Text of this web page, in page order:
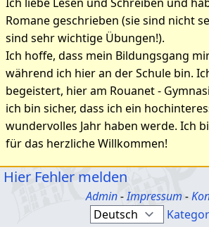
Romane geschrieben (sie sind nicht
sind sehr wichtige Übungen!).
Ich hoffe, dass mein Bildungsgang
während ich hier an der Schule bin.
begeistert, hier am Rouanet -
ich bin sicher, dass ich ein
wundervolles Jahr haben werde. Ich
für das herzliche Willkommen!
Hier Fehler melden
Admin-Impressum-